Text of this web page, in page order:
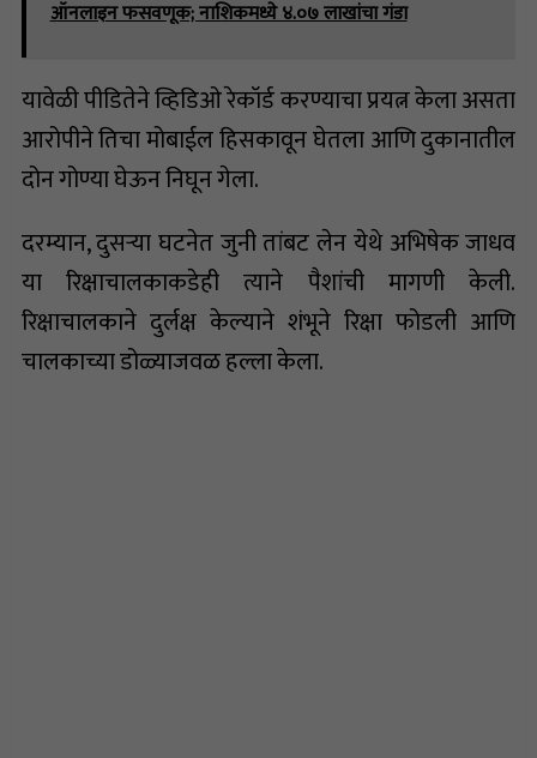
ऑनलाइन फसवणूक; नाशिकमध्ये ४.०७ लाखांचा गंडा
यावेळी पीडितेने व्हिडिओ रेकॉर्ड करण्याचा प्रयत्न केला असता
आरोपीने तिचा मोबाईल हिसकावून घेतला आणि दुकानातील
दोन गोण्या घेऊन निघून गेला.
दरम्यान, दुसऱ्या घटनेत जुनी तांबट लेन येथे अभिषेक जाधव
या रिक्षाचालकाकडेही त्याने पैशांची मागणी केली.
रिक्षाचालकाने दुर्लक्ष केल्याने शंभूने रिक्षा फोडली आणि
चालकाच्या डोळ्याजवळ हल्ला केला.